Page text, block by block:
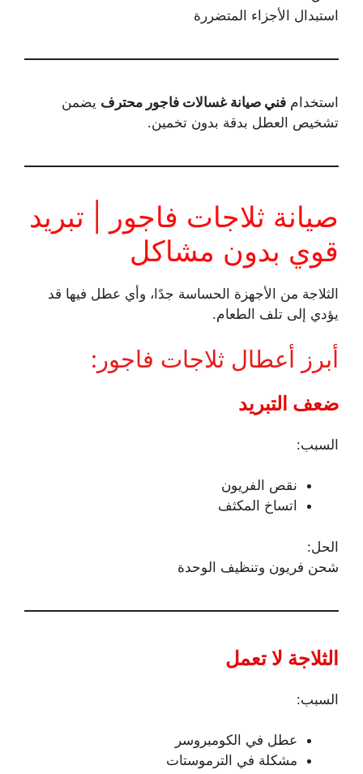
استبدال الأجزاء المتضررة
استخدام فني صيانة غسالات فاجور محترف يضمن
تشخيص العطل بدقة بدون تخمين.
صيانة ثلاجات فاجور | تبريد
قوي بدون مشاكل
الثلاجة من الأجهزة الحساسة جدًا، وأي عطل فيها قد
يؤدي إلى تلف الطعام.
أبرز أعطال ثلاجات فاجور:
ضعف التبريد
السبب:
نقص الفريون
اتساخ المكثف
الحل:
شحن فريون وتنظيف الوحدة
الثلاجة لا تعمل
السبب:
عطل في الكومبروسر
مشكلة في الترموستات